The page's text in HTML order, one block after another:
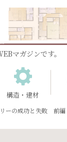
マガジンです。
構造・建材
ーの成功と失敗 前編